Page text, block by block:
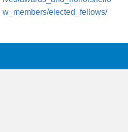
w_members/elected_fellows/